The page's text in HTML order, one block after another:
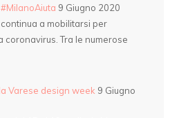
9 Giugno 2020
a mobilitarsi per
coronavirus. Tra le numerose
Varese design week 9 Giugno